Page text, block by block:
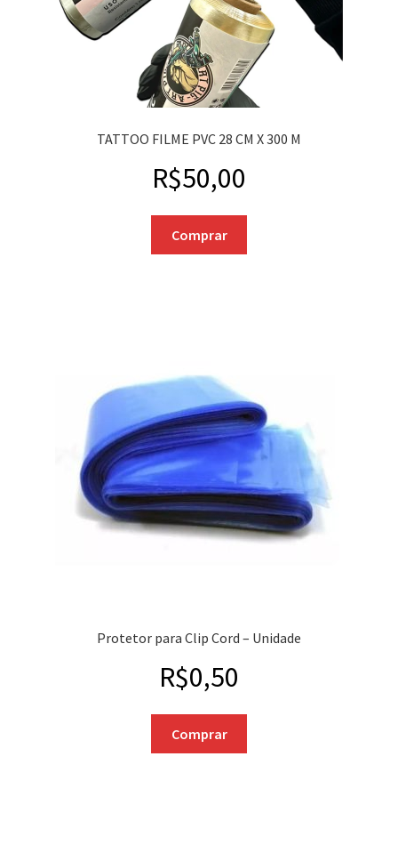
TATTOO FILME PVC 28 CM X 300 M
R$50,00
Comprar
Protetor para Clip Cord – Unidade
R$0,50
Comprar